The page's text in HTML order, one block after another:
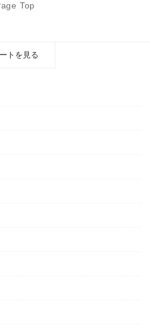
Top
トを見る